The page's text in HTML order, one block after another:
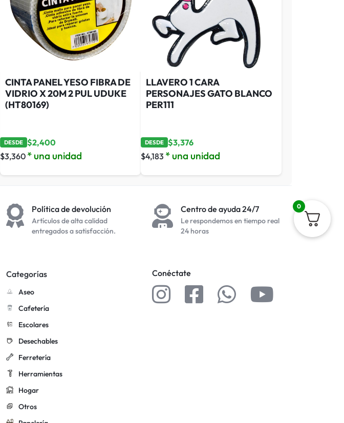
CINTA PANEL YESO FIBRA DE
VIDRIO X 20M 2 PUL UDUKE
(HT80169)
DESDE $2,400
$3,360 * una unidad
LLAVERO 1 CARA
PERSONAJES GATO BLANCO
PER111
DESDE $3,376
$4,183 * una unidad
Política de devolución
Artículos de alta calidad
entregados a satisfacción.
Centro de ayuda 24/7
Le respondemos en tiempo real
24 horas
Categorías
Aseo
Cafetería
Escolares
Desechables
Ferretería
Herramientas
Hogar
Otros
Conéctate
0